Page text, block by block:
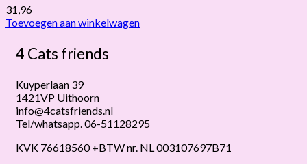
31,96
Toevoegen aan winkelwagen
4 Cats friends
Kuyperlaan 39
1421VP Uithoorn
info@4catsfriends.nl
Tel/whatsapp. 06-51128295
KVK 76618560 +BTW nr. NL 003107697B71